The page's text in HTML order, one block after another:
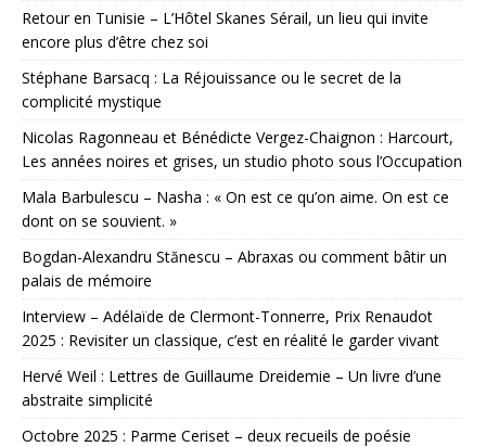
Retour en Tunisie – L’Hôtel Skanes Sérail, un lieu qui invite
encore plus d’être chez soi
Stéphane Barsacq : La Réjouissance ou le secret de la
complicité mystique
Nicolas Ragonneau et Bénédicte Vergez-Chaignon : Harcourt,
Les années noires et grises, un studio photo sous l’Occupation
Mala Barbulescu – Nasha : « On est ce qu’on aime. On est ce
dont on se souvient. »
Bogdan-Alexandru Stănescu – Abraxas ou comment bâtir un
palais de mémoire
Interview – Adélaïde de Clermont-Tonnerre, Prix Renaudot
2025 : Revisiter un classique, c’est en réalité le garder vivant
Hervé Weil : Lettres de Guillaume Dreidemie – Un livre d’une
abstraite simplicité
Octobre 2025 : Parme Ceriset – deux recueils de poésie